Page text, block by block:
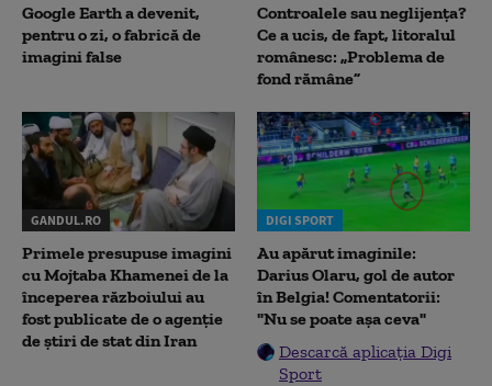
Google Earth a devenit,
pentru o zi, o fabrică de
imagini false
Controalele sau neglijența?
Ce a ucis, de fapt, litoralul
românesc: „Problema de
fond rămâne”
GANDUL.RO
Primele presupuse imagini
cu Mojtaba Khamenei de la
începerea războiului au
fost publicate de o agenție
de știri de stat din Iran
DIGI SPORT
Au apărut imaginile:
Darius Olaru, gol de autor
în Belgia! Comentatorii:
"Nu se poate așa ceva"
Descarcă aplicația Digi
Sport